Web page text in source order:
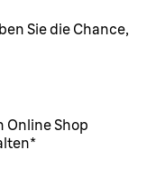
Sie die Chance,
Online Shop